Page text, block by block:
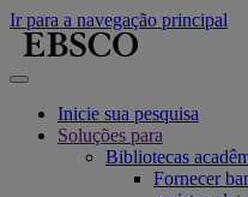
Ir para a navegação principal
Inicie sua pesquisa
Soluções para
Bibliotecas
Fornecer